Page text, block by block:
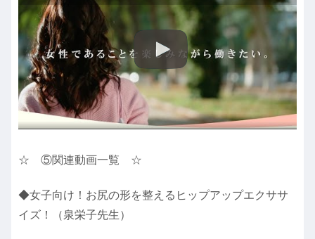
☆ ⑤関連動画一覧 ☆
◆女子向け！お尻の形を整えるヒップアップエクササ
イズ！（泉栄子先生）